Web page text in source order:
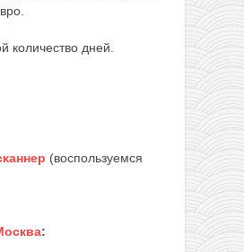
количество дней.
(воспользуемся
: